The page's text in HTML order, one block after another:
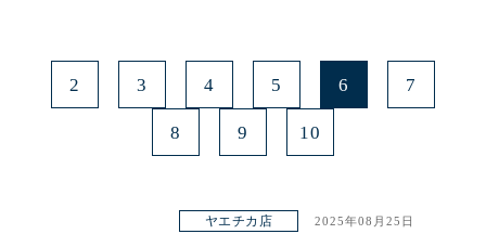
2 3 4 5 6 7
8 9 10
ヤエチカ店 2025年08月25日